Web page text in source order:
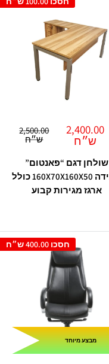
מחיר
מבצע
2,400.00
ש״ח
מחיר
רגיל
2,500.00
ש״ח
שולחן דגם “פאנטום”
במידה 160X70X160X50 כולל
ארגז מגירות קבוע
חסכו 400.00 ש״ח
מבצע מיוחד